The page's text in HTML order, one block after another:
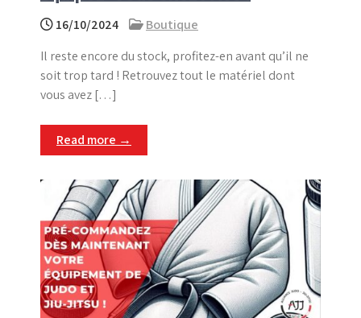
16/10/2024
Boutique
Il reste encore du stock, profitez-en avant qu’il ne
soit trop tard ! Retrouvez tout le matériel dont
vous avez […]
Read more →